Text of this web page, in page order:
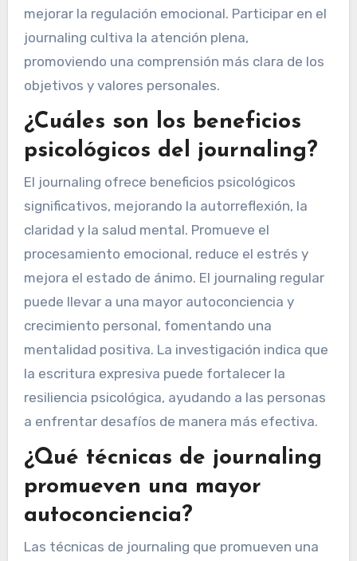
mejorar la regulación emocional. Participar en el
journaling cultiva la atención plena,
promoviendo una comprensión más clara de los
objetivos y valores personales.
¿Cuáles son los beneficios
psicológicos del journaling?
El journaling ofrece beneficios psicológicos
significativos, mejorando la autorreflexión, la
claridad y la salud mental. Promueve el
procesamiento emocional, reduce el estrés y
mejora el estado de ánimo. El journaling regular
puede llevar a una mayor autoconciencia y
crecimiento personal, fomentando una
mentalidad positiva. La investigación indica que
la escritura expresiva puede fortalecer la
resiliencia psicológica, ayudando a las personas
a enfrentar desafíos de manera más efectiva.
¿Qué técnicas de journaling
promueven una mayor
autoconciencia?
Las técnicas de journaling que promueven una